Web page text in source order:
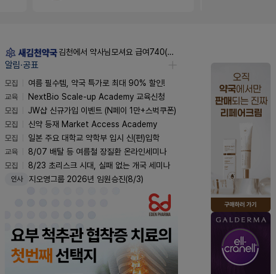
김천에서 약사님모셔요 급여740(퇴직금선지급시실수령800),KTXSRT김천구미역있음
알림·공표
모집
여름 필수템, 약국 특가로 최대 90% 할인!
교육
NextBio Scale-up Academy 교육신청
모집
JW샵 신규가입 이벤트 (N페이 1만+스벅쿠폰)
모집
신약 등재 Market Access Academy
모집
일본 주요 대학교 약학부 입시 신(편)입학
교육
8/07 배탈 등 여름철 장질환 온라인세미나
모집
8/23 초리스크 시대, 실패 없는 개국 세미나
인사 지오영그룹 2026년 임원승진(8/3)